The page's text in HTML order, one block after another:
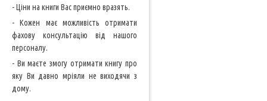
- Ціни на книги Вас приємно вразять.
- Кожен має можливість отримати
фахову консультацію від нашого
персоналу.
- Ви маєте змогу отримати книгу про
яку Ви давно мріяли не виходячи з
дому.